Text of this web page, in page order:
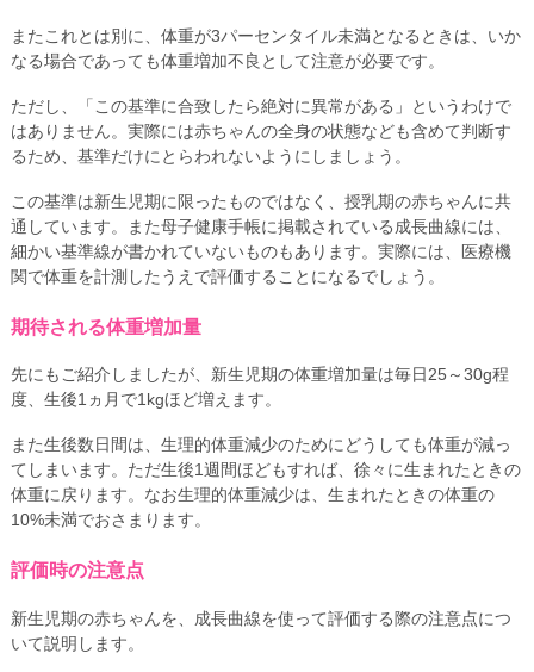
またこれとは別に、体重が3パーセンタイル未満となるときは、いか
なる場合であっても体重増加不良として注意が必要です。
ただし、「この基準に合致したら絶対に異常がある」というわけで
はありません。実際には赤ちゃんの全身の状態なども含めて判断す
るため、基準だけにとらわれないようにしましょう。
この基準は新生児期に限ったものではなく、授乳期の赤ちゃんに共
通しています。また母子健康手帳に掲載されている成長曲線には、
細かい基準線が書かれていないものもあります。実際には、医療機
関で体重を計測したうえで評価することになるでしょう。
期待される体重増加量
先にもご紹介しましたが、新生児期の体重増加量は毎日25～30g程
度、生後1ヵ月で1kgほど増えます。
また生後数日間は、生理的体重減少のためにどうしても体重が減っ
てしまいます。ただ生後1週間ほどもすれば、徐々に生まれたときの
体重に戻ります。なお生理的体重減少は、生まれたときの体重の
10%未満でおさまります。
評価時の注意点
新生児期の赤ちゃんを、成長曲線を使って評価する際の注意点につ
いて説明します。